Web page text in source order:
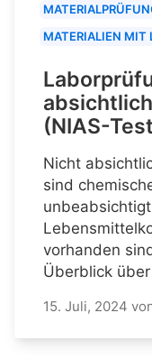
MATERIALIEN MIT
(NIAS-
Nicht
sind
vorhanden
Überblick
15. Juli, 2024